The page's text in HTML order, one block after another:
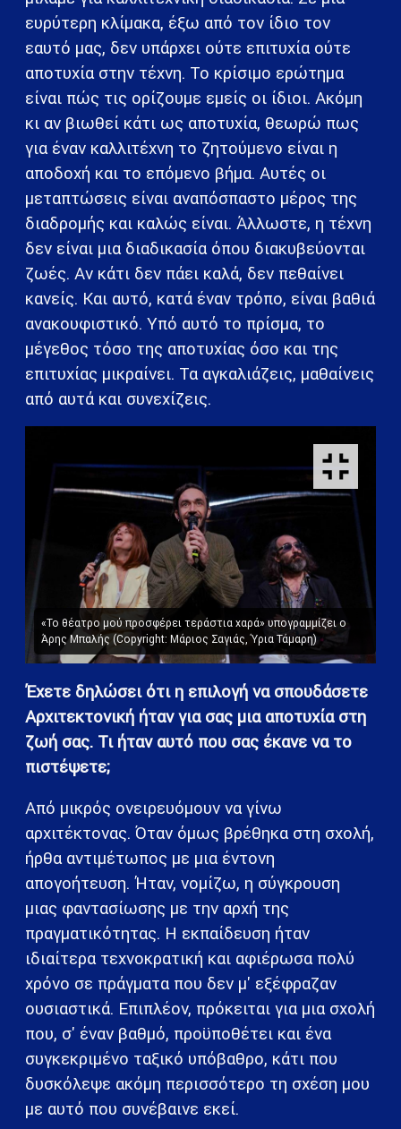
ευρύτερη κλίμακα, έξω από τον ίδιο τον
εαυτό μας, δεν υπάρχει ούτε επιτυχία ούτε
αποτυχία στην τέχνη. Το κρίσιμο ερώτημα
είναι πώς τις ορίζουμε εμείς οι ίδιοι. Ακόμη
κι αν βιωθεί κάτι ως αποτυχία, θεωρώ πως
για έναν καλλιτέχνη το ζητούμενο είναι η
αποδοχή και το επόμενο βήμα. Αυτές οι
μεταπτώσεις είναι αναπόσπαστο μέρος της
διαδρομής και καλώς είναι. Άλλωστε, η τέχνη
δεν είναι μια διαδικασία όπου διακυβεύονται
ζωές. Αν κάτι δεν πάει καλά, δεν πεθαίνει
κανείς. Και αυτό, κατά έναν τρόπο, είναι βαθιά
ανακουφιστικό. Υπό αυτό το πρίσμα, το
μέγεθος τόσο της αποτυχίας όσο και της
επιτυχίας μικραίνει. Τα αγκαλιάζεις, μαθαίνεις
από αυτά και συνεχίζεις.
«Το θέατρο μού προσφέρει τεράστια χαρά» υπογραμμίζει ο
Άρης Μπαλής (Copyright: Μάριος Σαγιάς, Ύρια Τάμαρη)
Έχετε δηλώσει ότι η επιλογή να σπουδάσετε
Αρχιτεκτονική ήταν για σας μια αποτυχία στη
ζωή σας. Τι ήταν αυτό που σας έκανε να το
πιστέψετε;
Από μικρός ονειρευόμουν να γίνω
αρχιτέκτονας. Όταν όμως βρέθηκα στη σχολή,
ήρθα αντιμέτωπος με μια έντονη
απογοήτευση. Ήταν, νομίζω, η σύγκρουση
μιας φαντασίωσης με την αρχή της
πραγματικότητας. Η εκπαίδευση ήταν
ιδιαίτερα τεχνοκρατική και αφιέρωσα πολύ
χρόνο σε πράγματα που δεν μ' εξέφραζαν
ουσιαστικά. Επιπλέον, πρόκειται για μια σχολή
που, σ' έναν βαθμό, προϋποθέτει και ένα
συγκεκριμένο ταξικό υπόβαθρο, κάτι που
δυσκόλεψε ακόμη περισσότερο τη σχέση μου
με αυτό που συνέβαινε εκεί.